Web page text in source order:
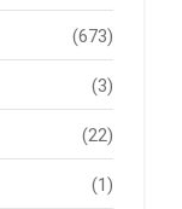
(673)
(3)
(22)
(1)